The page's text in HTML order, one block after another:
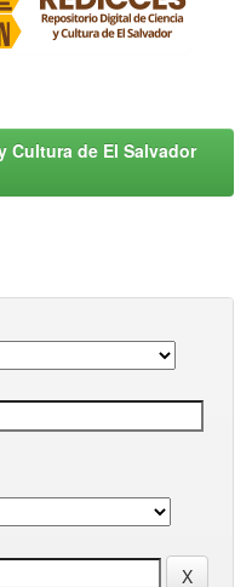
Cultura de El Salvador